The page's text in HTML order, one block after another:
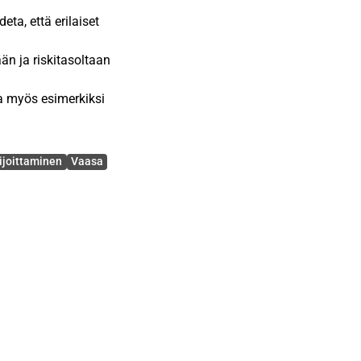
että erilaiset
ja riskitasoltaan
myös esimerkiksi
ja heidän
Vaasa